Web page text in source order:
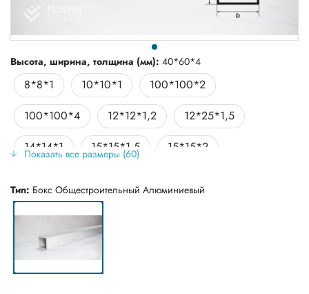
Высота, ширина, толщина (мм): 40*60*4
8*8*1 10*10*1
100*100*2
100*100*4
12*12*1,2
12*25*1,5
14*14*1
15*15*1,5
15*15*2
20*20*2
20*30*2
20*40*2
20*40*3
Показать все размеры (60)
Тип: Бокс Общестроительный Алюминиевый